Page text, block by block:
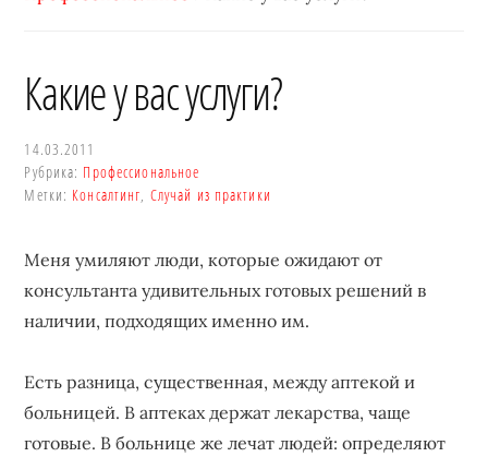
индивидуальным
подходом
Виталий
Шершидский
управления.
для
управление
и
развития
бизнеса,
создающее
конкурентные
преимущества.
Какие у вас услуги?
14.03.2011
Рубрика: Профессиональное
Метки: Консалтинг, Случай из практики
Меня умиляют люди, которые ожидают от
консультанта удивительных готовых решений в
наличии, подходящих именно им.
Есть разница, существенная, между аптекой и
больницей. В аптеках держат лекарства, чаще
готовые. В больнице же лечат людей: определяют